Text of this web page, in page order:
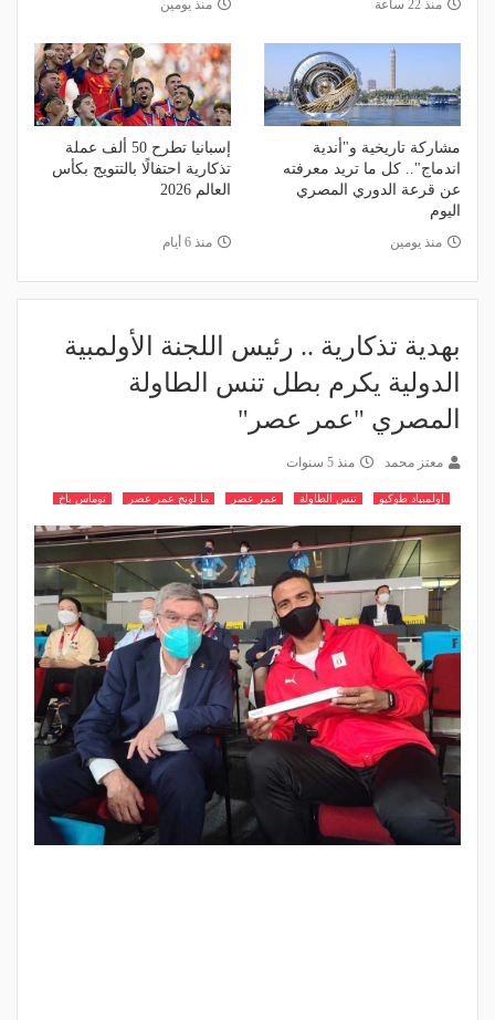
منذ 22 ساعة منذ يومين
مشاركة تاريخية و"أندية
اندماج".. كل ما تريد معرفته
عن قرعة الدوري المصري
اليوم
منذ يومين
إسبانيا تطرح 50 ألف عملة
تذكارية احتفالًا بالتتويج بكأس
العالم 2026
منذ 6 أيام
بهدية تذكارية .. رئيس اللجنة الأولمبية
الدولية يكرم بطل تنس الطاولة
المصري "عمر عصر"
معتز محمد منذ 5 سنوات
اولمبياد طوكيو تنس الطاولة عمر عصر ما لونج عمر عصر توماس باخ